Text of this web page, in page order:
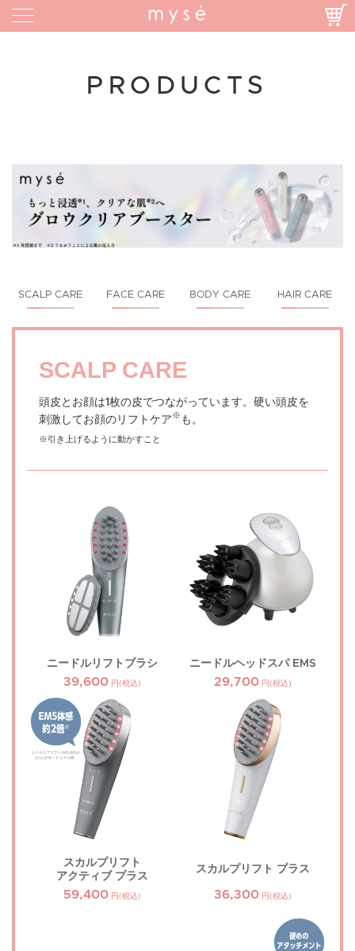
PRODUCTS
SCALP CARE FACE CARE BODY CARE HAIR CARE
SCALP CARE
頭皮とお顔は1枚の皮でつながっています。硬い頭皮を
刺激してお顔のリフトケア ※ も。
※引き上げるように動かすこと
ニードルリフトブラシ
39,600 円(税込)
ニードルヘッドスパ EMS
29,700 円(税込)
スカルプリフト
アクティブ プラス
59,400 円(税込)
スカルプリフト プラス
36,300 円(税込)